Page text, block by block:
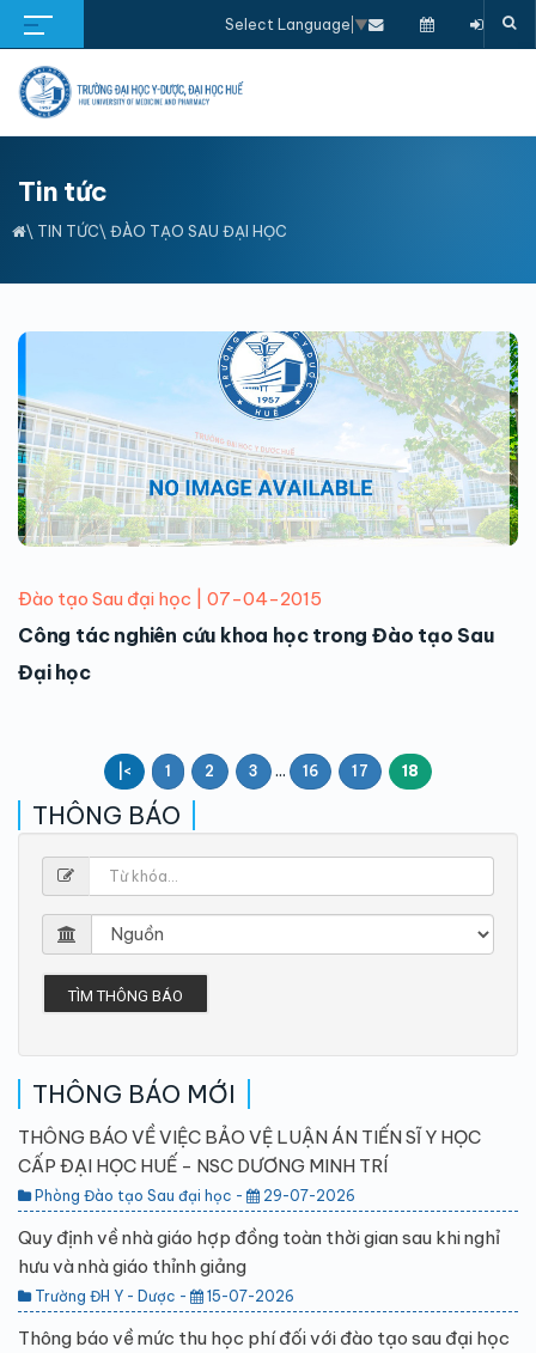
Select Language ▼
Tin tức
\ TIN TỨC\ ĐÀO TẠO SAU ĐẠI HỌC
Đào tạo Sau đại học | 07-04-2015
Công tác nghiên cứu khoa học trong Đào tạo Sau
Đại học
|< 1 2 3 ... 16 17 18
THÔNG BÁO
TÌM THÔNG BÁO
THÔNG BÁO MỚI
THÔNG BÁO VỀ VIỆC BẢO VỆ LUẬN ÁN TIẾN SĨ Y HỌC
CẤP ĐẠI HỌC HUẾ - NSC DƯƠNG MINH TRÍ
Phòng Đào tạo Sau đại học - 29-07-2026
Quy định về nhà giáo hợp đồng toàn thời gian sau khi nghỉ
hưu và nhà giáo thỉnh giảng
Trường ĐH Y - Dược - 15-07-2026
Thông báo về mức thu học phí đối với đào tạo sau đại học